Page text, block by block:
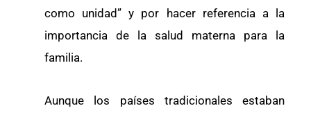
como unidad” y por hacer referencia a la
importancia de la salud materna para la
familia.
Aunque los países tradicionales estaban